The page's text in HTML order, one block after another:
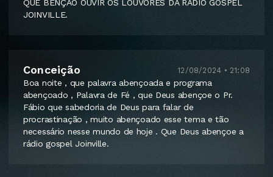
QUE BENÇÃO OUVIR OS LOUVORES DA RADIO GOSPEL
JOINVILLE.
Conceição 12/08/2024 • 21:08
Boa noite , que palavra abençoada e programa
abençoado , Palavra de Fé , que Deus abençoe o Pr.
Fábio que sabedoria de Deus para falar de
procrastinação , muito abençoado esse tema e tão
necessário nesse mundo de hoje . Que Deus abençoe a
rádio gospel Joinville.